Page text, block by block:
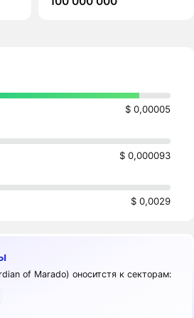
$ 0,00005
$ 0,000093
$ 0,0029
of Marado) оноситстя к секторам: